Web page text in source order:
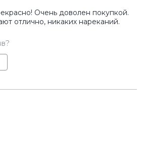
Очень доволен покупкой.
отлично, никаких нареканий.